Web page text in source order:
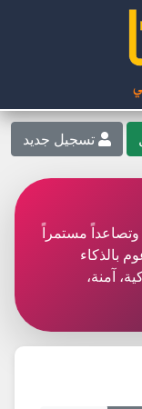
تسجيل جديد
وتصاعداً مستمراً
بالذكاء
آمنة،